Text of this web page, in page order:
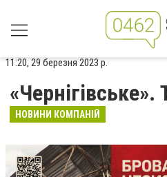
11:20, 29 березня 2023 р.
«Чернігівське».
НОВИНИ КОМПАНІЙ